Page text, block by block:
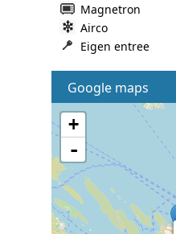
Magnetron
Airco
Eigen entree
Google maps